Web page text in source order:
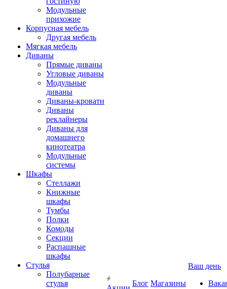
Модульные
прихожие
Корпусная мебель
Другая мебель
Мягкая мебель
Диваны
Прямые диваны
Угловые диваны
Модульные
диваны
Диваны-кровати
Диваны
реклайнеры
Диваны для
домашнего
кинотеатра
Модульные
системы
Шкафы
Стеллажи
Книжные
шкафы
Тумбы
Полки
Комоды
Секции
Распашные
шкафы
Стулья
Полубарные
стулья
Блог Магазины
Ваш день